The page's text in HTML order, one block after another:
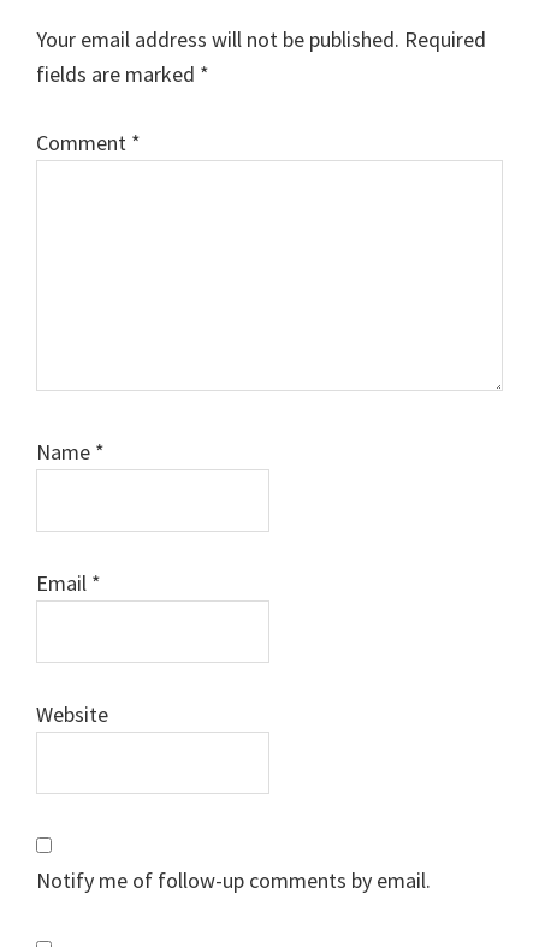
Interactions
Your email address will not be published. Required
fields are marked *
Comment *
Name *
Email *
Website
Notify me of follow-up comments by email.